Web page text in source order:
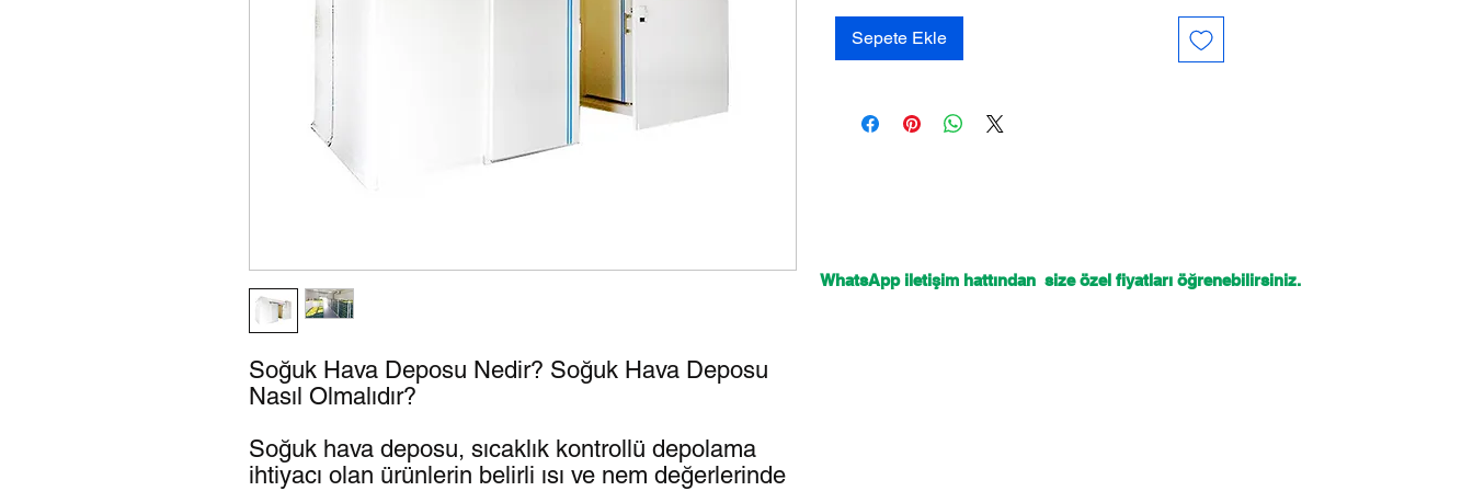
Soğuk Hava Deposu Nedir? Soğuk Hava Deposu
Nasıl Olmalıdır?
Soğuk hava deposu, sıcaklık kontrollü depolama
ihtiyacı olan ürünlerin belirli ısı ve nem değerlerinde
Sepete Ekle
WhatsApp iletişim hattından size özel fiyatları öğrenebilirsiniz.